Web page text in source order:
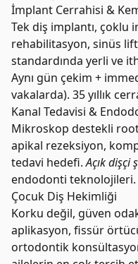
İmplant Cerrahisi &
Tek diş implantı, çoklu
rehabilitasyon, sinüs
standardında yerli ve
Aynı gün çekim +
vakalarda). 35 yıllık
Kanal Tedavisi &
Mikroskop destekli
apikal rezeksiyon,
tedavi hedefi.Açık dişçi
endodonti teknolojileri.
Çocuk Diş Hekimliği
Korku değil, güven
aplikasyon, fissür
ortodontik